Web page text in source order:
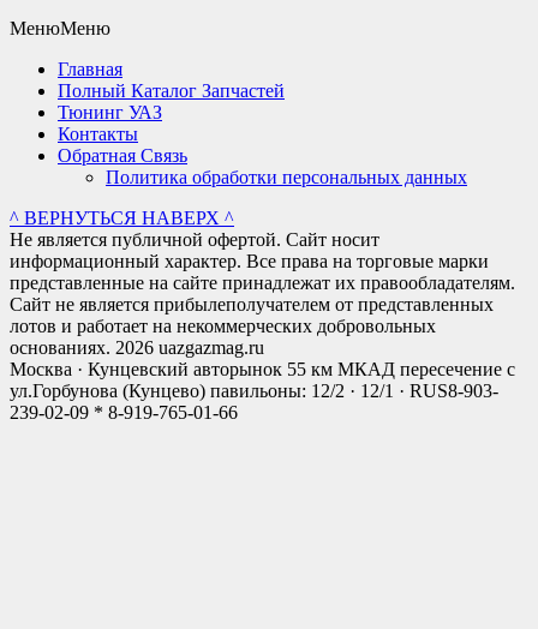
МенюМеню
Главная
Полный Каталог Запчастей
Тюнинг УАЗ
Контакты
Обратная Связь
Политика обработки персональных данных
^ ВЕРНУТЬСЯ НАВЕРХ ^
Не является публичной офертой. Сайт носит
информационный характер. Все права на торговые марки
представленные на сайте принадлежат их правообладателям.
Сайт не является прибылеполучателем от представленных
лотов и работает на некоммерческих добровольных
основаниях. 2026 uazgazmag.ru
Москва · Кунцевский авторынок 55 км МКАД пересечение с
ул.Горбунова (Кунцево) павильоны: 12/2 · 12/1 · RUS8-903-
239-02-09 * 8-919-765-01-66